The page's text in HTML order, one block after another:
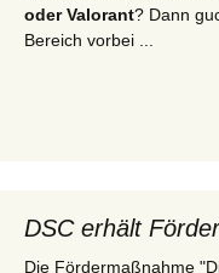
oder Valorant? Dann
Bereich vorbei ...
DSC erhält
Die Fördermaßnahme